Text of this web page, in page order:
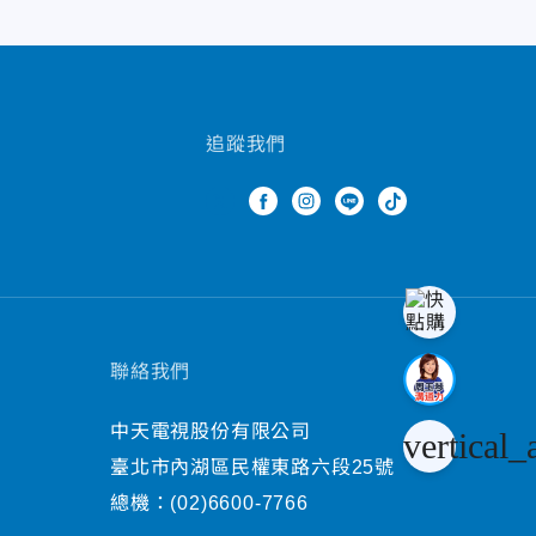
追蹤我們
聯絡我們
中天電視股份有限公司
臺北市內湖區民權東路六段25號
總機： (02)6600-7766